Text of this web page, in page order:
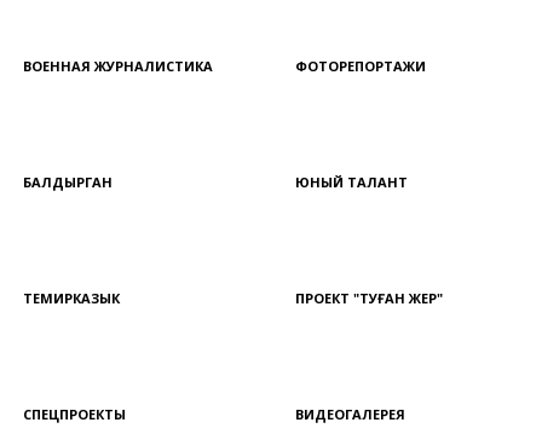
ВОЕННАЯ ЖУРНАЛИСТИКА ФОТОРЕПОРТАЖИ
БАЛДЫРГАН ЮНЫЙ ТАЛАНТ
ТЕМИРКАЗЫК ПРОЕКТ "ТУҒАН ЖЕР"
СПЕЦПРОЕКТЫ ВИДЕОГАЛЕРЕЯ